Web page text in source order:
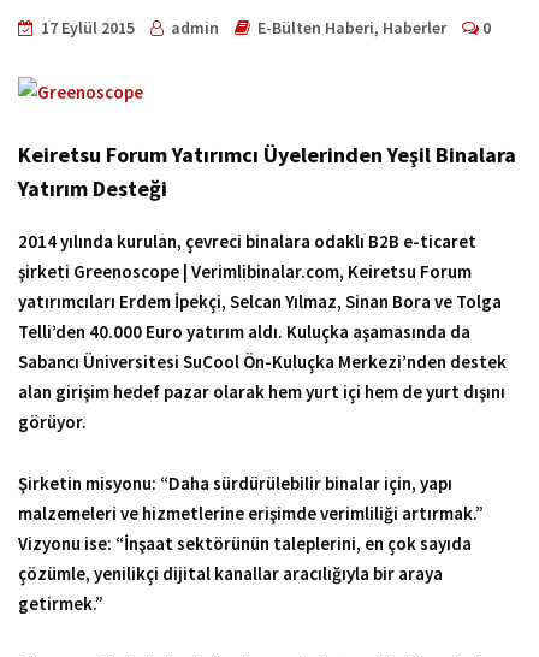
17 Eylül 2015 admin E-Bülten Haberi, Haberler 0
Keiretsu Forum Yatırımcı Üyelerinden Yeşil Binalara
Yatırım Desteği
2014 yılında kurulan, çevreci binalara odaklı B2B e-ticaret
şirketi Greenoscope | Verimlibinalar.com, Keiretsu Forum
yatırımcıları Erdem İpekçi, Selcan Yılmaz, Sinan Bora ve Tolga
Telli’den 40.000 Euro yatırım aldı. Kuluçka aşamasında da
Sabancı Üniversitesi SuCool Ön-Kuluçka Merkezi’nden destek
alan girişim hedef pazar olarak hem yurt içi hem de yurt dışını
görüyor.
Şirketin misyonu: “Daha sürdürülebilir binalar için, yapı
malzemeleri ve hizmetlerine erişimde verimliliği artırmak.”
Vizyonu ise: “İnşaat sektörünün taleplerini, en çok sayıda
çözümle, yenilikçi dijital kanallar aracılığıyla bir araya
getirmek.”